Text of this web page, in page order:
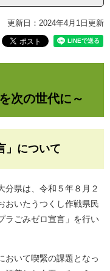
更新日：2024年4月1日更新
次の世代に～
」について
県は、令和５年８月２
おいたうつくし作戦県民
ラごみゼロ宣言」を行い
いて喫緊の課題となっ